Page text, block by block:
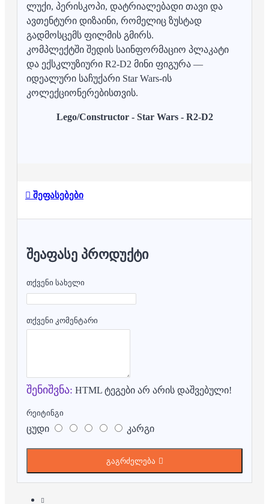
ლუქი, პერისკოპი, დატრიალებადი თავი და
ავთენტური დიზაინი, რომელიც ზუსტად
გადმოსცემს ფილმის გმირს.
კომპლექტში შედის საინფორმაციო პლაკატი
და ექსკლუზიური R2-D2 მინი ფიგურა —
იდეალური საჩუქარი Star Wars-ის
კოლექციონერებისთვის.
Lego/Constructor - Star Wars - R2-D2
შეფასებები
ᲨᲔᲐᲤᲐᲡᲔ ᲞᲠᲝᲓᲣᲥᲢᲘ
თქვენი სახელი
თქვენი კომენტარი
შენიშვნა: HTML ტეგები არ არის დაშვებული!
რეიტინგი
ცუდი კარგი
გაგრძელება